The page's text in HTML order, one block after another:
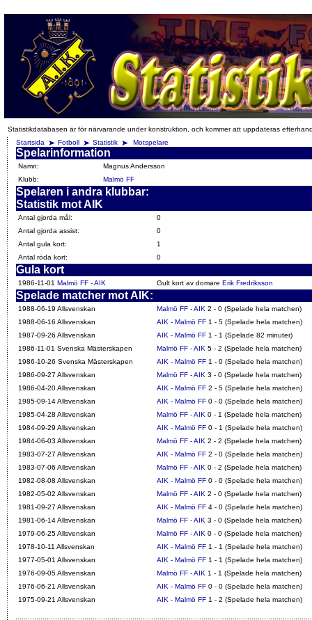
Statistikdatabasen är för närvarande under konstruktion, och kommer att uppdateras
Startsida
Fotboll Statistik Motspelare
Spelarinformation
Namn:
Magnus Andersson
Klubb:
Malmö FF
Spelaren i andra klubbar:
Statistik mot AIK
Antal gjorda mål:
0
Antal gjorda assist:
0
Antal gula kort:
1
Antal röda kort:
0
Gula kort
1986-11-01 Malmö FF - AIK Gult kort av domare Erik Fredriksson
Spelade matcher mot AIK:
1988-06-19 Allsvenskan Malmö FF - AIK 2 - 0 (Spelade hela matchen)
1988-06-16 Allsvenskan
AIK - Malmö FF 1 - 5 (Spelade hela matchen)
1987-09-26 Allsvenskan
AIK - Malmö FF 1 - 1 (Spelade 82 minuter)
1986-11-01 Svenska Mästerskapen
Malmö FF - AIK 5 - 2 (Spelade hela matchen)
1986-10-26 Svenska Mästerskapen
AIK - Malmö FF 1 - 0 (Spelade hela matchen)
1986-09-27 Allsvenskan
Malmö FF - AIK 3 - 0 (Spelade hela matchen)
1986-04-20 Allsvenskan
AIK - Malmö FF 2 - 5 (Spelade hela matchen)
1985-09-14 Allsvenskan
AIK - Malmö FF 0 - 0 (Spelade hela matchen)
1985-04-28 Allsvenskan
Malmö FF - AIK 0 - 1 (Spelade hela matchen)
1984-09-29 Allsvenskan
AIK - Malmö FF 0 - 1 (Spelade hela matchen)
1984-06-03 Allsvenskan
Malmö FF - AIK 2 - 2 (Spelade hela matchen)
1983-07-27 Allsvenskan
AIK - Malmö FF 2 - 0 (Spelade hela matchen)
1983-07-06 Allsvenskan
Malmö FF - AIK 0 - 2 (Spelade hela matchen)
1982-08-08 Allsvenskan
AIK - Malmö FF 0 - 0 (Spelade hela matchen)
1982-05-02 Allsvenskan
Malmö FF - AIK 2 - 0 (Spelade hela matchen)
1981-09-27 Allsvenskan
AIK - Malmö FF 4 - 0 (Spelade hela matchen)
1981-06-14 Allsvenskan
Malmö FF - AIK 3 - 0 (Spelade hela matchen)
1979-06-25 Allsvenskan
Malmö FF - AIK 0 - 0 (Spelade hela matchen)
1978-10-11 Allsvenskan
AIK - Malmö FF 1 - 1 (Spelade hela matchen)
1977-05-01 Allsvenskan
AIK - Malmö FF 1 - 1 (Spelade hela matchen)
1976-09-05 Allsvenskan
Malmö FF - AIK 1 - 1 (Spelade hela matchen)
1976-06-21 Allsvenskan
AIK - Malmö FF 0 - 0 (Spelade hela matchen)
1975-09-21 Allsvenskan
AIK - Malmö FF 1 - 2 (Spelade hela matchen)